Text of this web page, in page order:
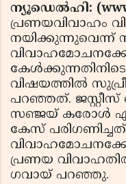
ന്യൂഡെൽഹി:
പ്രണയവിവാഹം
നയിക്കുന്നുവെന്ന്
വിഷയത്തിൽ
പറഞ്ഞത്.
സഞ്ജയ് കരോൾ
കേസ്
പ്രണയ
ഗവായ് പറഞ്ഞു.